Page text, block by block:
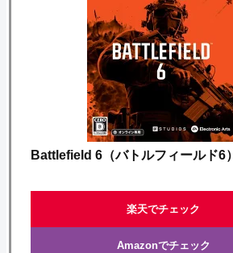
Battlefield 6（バトルフィールド6）
楽天でチェック
Amazonでチェック